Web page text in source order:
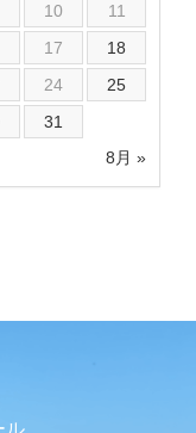
8月 »
10
11
17
18
24
25
31
ル